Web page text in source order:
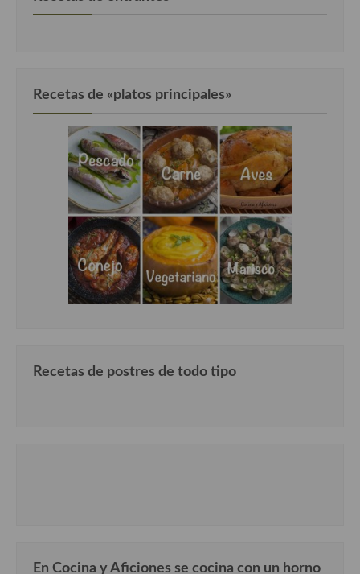
Recetas de «platos principales»
Recetas de postres de todo tipo
En Cocina y Aficiones se cocina con un horno